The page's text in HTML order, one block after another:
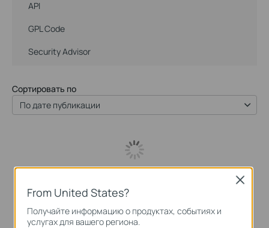
API
GPL Code
Security Advisor
Сортировать по
По дате публикации
From United States?
Получайте информацию о продуктах, событиях и
услугах для вашего региона.
Close